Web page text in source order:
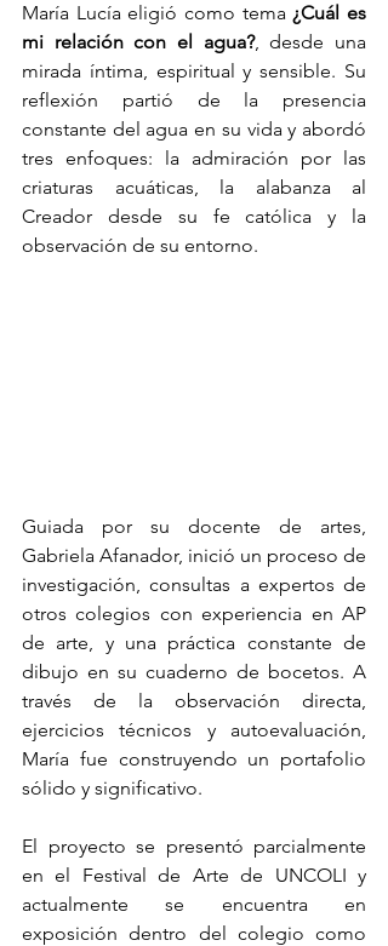
María Lucía eligió como tema ¿Cuál es
mi relación con el agua?, desde una
mirada íntima, espiritual y sensible. Su
reflexión partió de la presencia
constante del agua en su vida y abordó
tres enfoques: la admiración por las
criaturas acuáticas, la alabanza al
Creador desde su fe católica y la
observación de su entorno.
Guiada por su docente de artes,
Gabriela Afanador, inició un proceso de
investigación, consultas a expertos de
otros colegios con experiencia en AP
de arte, y una práctica constante de
dibujo en su cuaderno de bocetos. A
través de la observación directa,
ejercicios técnicos y autoevaluación,
María fue construyendo un portafolio
sólido y significativo.
El proyecto se presentó parcialmente
en el Festival de Arte de UNCOLI y
actualmente se encuentra en
exposición dentro del colegio como